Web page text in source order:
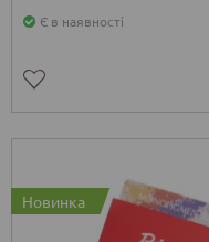
Є в наявності
Новинка